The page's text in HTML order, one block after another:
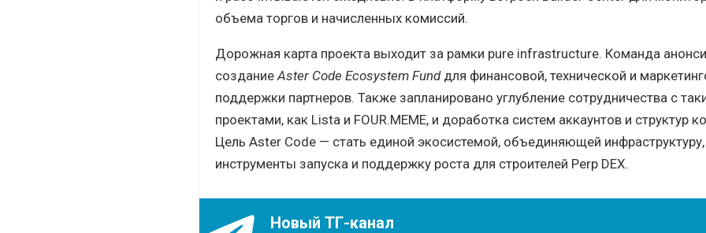
объема торгов и начисленных комиссий.
Дорожная карта проекта выходит за рамки pure infrastructure. Команда
создание Aster Code Ecosystem Fundдля финансовой, технической и
поддержки партнеров. Также запланировано углубление сотрудничества с
проектами, как Lista и FOUR.MEME, и доработка систем аккаунтов и структур
Цель Aster Code — стать единой экосистемой, объединяющей инфраструктуру,
инструменты запуска и поддержку роста для строителей Perp DEX.
Новый ТГ-канал